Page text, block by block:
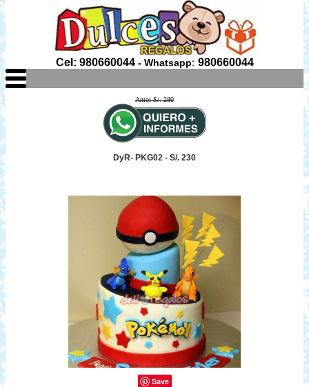
Cel: 980660044- Whatsapp: 980660044
Antes S/. 280
DyR- PKG02 - S/. 230
Save